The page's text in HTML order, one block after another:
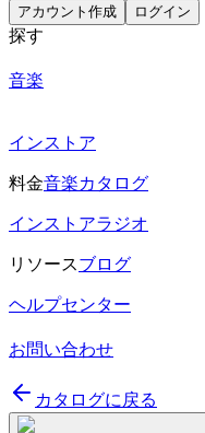
アカウント作成 ログイン
探す
音楽
インストア
料金音楽カタログ
インストアラジオ
リソースブログ
ヘルプセンター
お問い合わせ
カタログに戻る